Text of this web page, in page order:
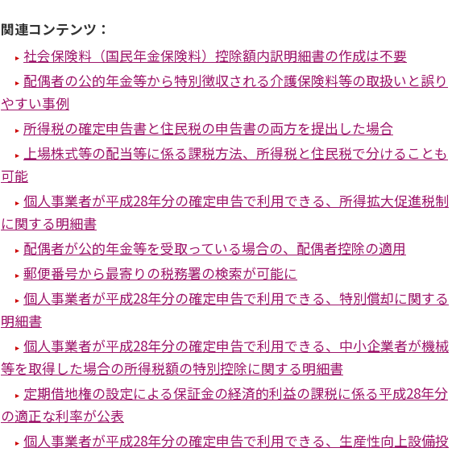
関連コンテンツ：
社会保険料（国民年金保険料）控除額内訳明細書の作成は不要
配偶者の公的年金等から特別徴収される介護保険料等の取扱いと誤り
やすい事例
所得税の確定申告書と住民税の申告書の両方を提出した場合
上場株式等の配当等に係る課税方法、所得税と住民税で分けることも
可能
個人事業者が平成28年分の確定申告で利用できる、所得拡大促進税制
に関する明細書
配偶者が公的年金等を受取っている場合の、配偶者控除の適用
郵便番号から最寄りの税務署の検索が可能に
個人事業者が平成28年分の確定申告で利用できる、特別償却に関する
明細書
個人事業者が平成28年分の確定申告で利用できる、中小企業者が機械
等を取得した場合の所得税額の特別控除に関する明細書
定期借地権の設定による保証金の経済的利益の課税に係る平成28年分
の適正な利率が公表
個人事業者が平成28年分の確定申告で利用できる、生産性向上設備投